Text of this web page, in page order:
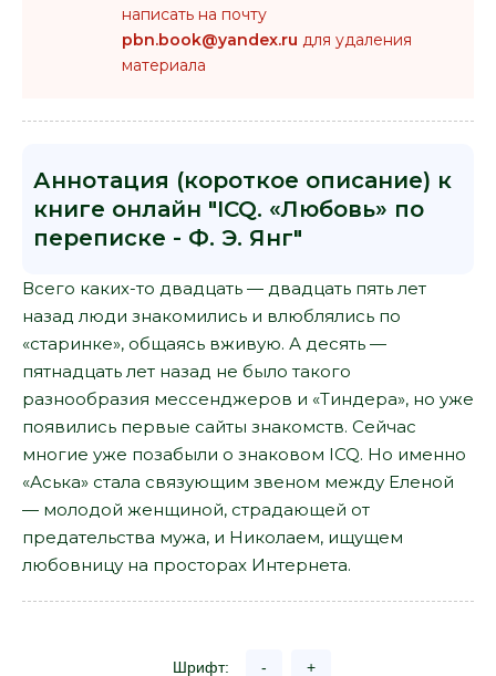
написать на почту
pbn.book@yandex.ru для удаления
материала
Аннотация (короткое описание) к
книге онлайн "ICQ. «Любовь» по
переписке - Ф. Э. Янг"
Всего каких-то двадцать — двадцать пять лет
назад люди знакомились и влюблялись по
«старинке», общаясь вживую. А десять —
пятнадцать лет назад не было такого
разнообразия мессенджеров и «Тиндера», но уже
появились первые сайты знакомств. Сейчас
многие уже позабыли о знаковом ICQ. Но именно
«Аська» стала связующим звеном между Еленой
— молодой женщиной, страдающей от
предательства мужа, и Николаем, ищущем
любовницу на просторах Интернета.
Шрифт: - +